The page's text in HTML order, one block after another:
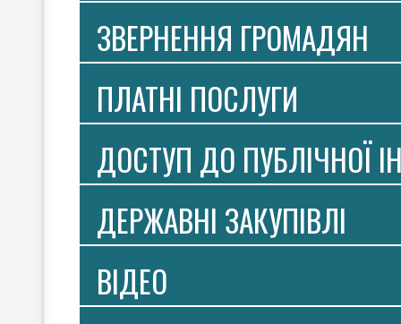
ЗВЕРНЕННЯ ГРОМАДЯН
ПЛАТНI ПОСЛУГИ
ДОСТУП ДО ПУБЛІЧНОЇ
ДЕРЖАВНІ ЗАКУПІВЛІ
ВIДЕО